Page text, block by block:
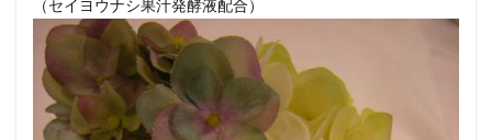
（セイヨウナシ果汁発酵液配合）